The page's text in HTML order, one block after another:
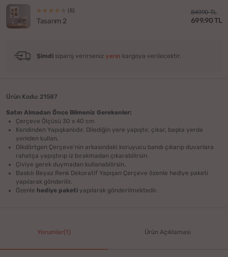
(5)
Tasarım 2
849.90 TL
699.90 TL
Şimdi sipariş verirseniz yarın kargoya verilecektir.
Ürün Kodu: 21587
Satın Almadan Önce Bilmeniz Gerekenler:
Çerçeve Ölçüsü 30 x 40 cm
Kendinden Yapışkanlıdır. Dilediğin yere yapıştır, çıkar, başka yerde
yeniden kullan.
Dikdörtgen Çerçeve'nin arkasındaki koruyucu bandı çıkarıp duvarlara
rahatça yapıştırıp iz bırakmadan çıkarabilirsin.
Çiviye gerek duymadan kullanabilirsin.
Baskılı Beyaz Renk Dekoratif Yapışan Çerçeve özenle hediye paketi
yapılarak gönderilir.
Özenle hediye paketi yapılarak gönderilmektedir.
Yorumlar(1) Ürün Açıklaması